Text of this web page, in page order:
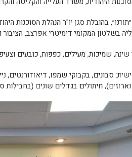
בהובלת סגן יו"ר הנהלת הסוכנות
בשלטון המקומי דימיטרי אפרצב,
שמיכות, מעילים, כפפות, כובעים
סבונים, בקבוקי שמפו,
חיתולים בגדלים שונים (בחבילות